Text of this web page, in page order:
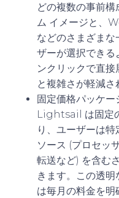
どの複数の事前
ム イメージと、
などのさまざま
ザーが選択できる
ンクリックで直
と複雑さが軽減さ
固定価格パッケー
Lightsail は固定
り、ユーザーは
ソース (プロセッ
転送など) を含む
きます。この透
は毎月の料金を